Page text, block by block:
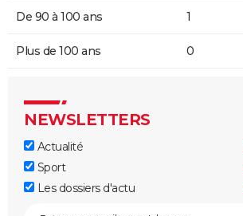
De 90 à 100 ans 1
Plus de 100 ans 0
NEWSLETTERS
Actualité
Sport
Les dossiers d'actu